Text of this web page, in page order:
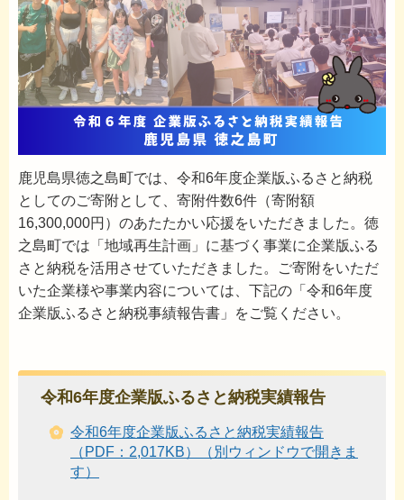
鹿児島県徳之島町では、令和6年度企業版ふるさと納税
としてのご寄附として、寄附件数6件（寄附額
16,300,000円）のあたたかい応援をいただきました。徳
之島町では「地域再生計画」に基づく事業に企業版ふる
さと納税を活用させていただきました。ご寄附をいただ
いた企業様や事業内容については、下記の「令和6年度
企業版ふるさと納税事績報告書」をご覧ください。
令和6年度企業版ふるさと納税実績報告
令和6年度企業版ふるさと納税実績報告
（PDF：2,017KB）（別ウィンドウで開きま
す）